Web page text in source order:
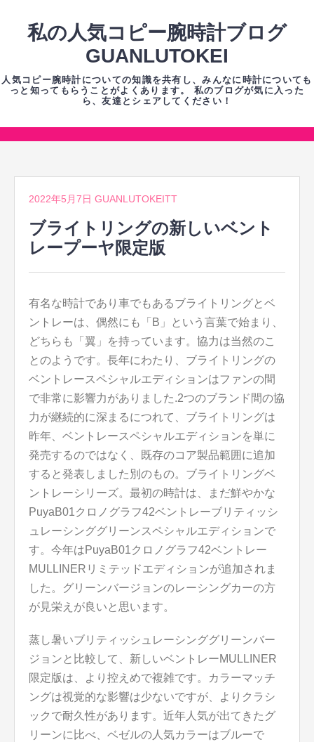
ツ
キ
私の人気コピー腕時計ブログ
GUANLUTOKEI
人気コピー腕時計についての知識を共有し、みんなに時計についても
っと知ってもらうことがよくあります。 私のブログが気に入った
ら、友達とシェアしてください！
コ
テ
2022年5月7日 GUANLUTOKEITT
ブライトリングの新しいベント
レープーヤ限定版
有名な時計であり車でもあるブライトリングとベ
ントレーは、偶然にも「B」という言葉で始まり、
どちらも「翼」を持っています。協力は当然のこ
とのようです。長年にわたり、ブライトリングの
ベントレースペシャルエディションはファンの間
で非常に影響力がありました.2つのブランド間の協
力が継続的に深まるにつれて、ブライトリングは
昨年、ベントレースペシャルエディションを単に
発売するのではなく、既存のコア製品範囲に追加
すると発表しました別のもの。ブライトリングベ
ントレーシリーズ。最初の時計は、まだ鮮やかな
PuyaB01クロノグラフ42ベントレーブリティッシ
ュレーシンググリーンスペシャルエディションで
す。今年はPuyaB01クロノグラフ42ベントレー
MULLINERリミテッドエディションが追加されま
した。グリーンバージョンのレーシングカーの方
が見栄えが良いと思います。
蒸し暑いブリティッシュレーシンググリーンバー
ジョンと比較して、新しいベントレーMULLINER
限定版は、より控えめで複雑です。カラーマッチ
ングは視覚的な影響は少ないですが、よりクラシ
ックで耐久性があります。近年人気が出てきたグ
リーンに比べ、ベゼルの人気カラーはブルーで